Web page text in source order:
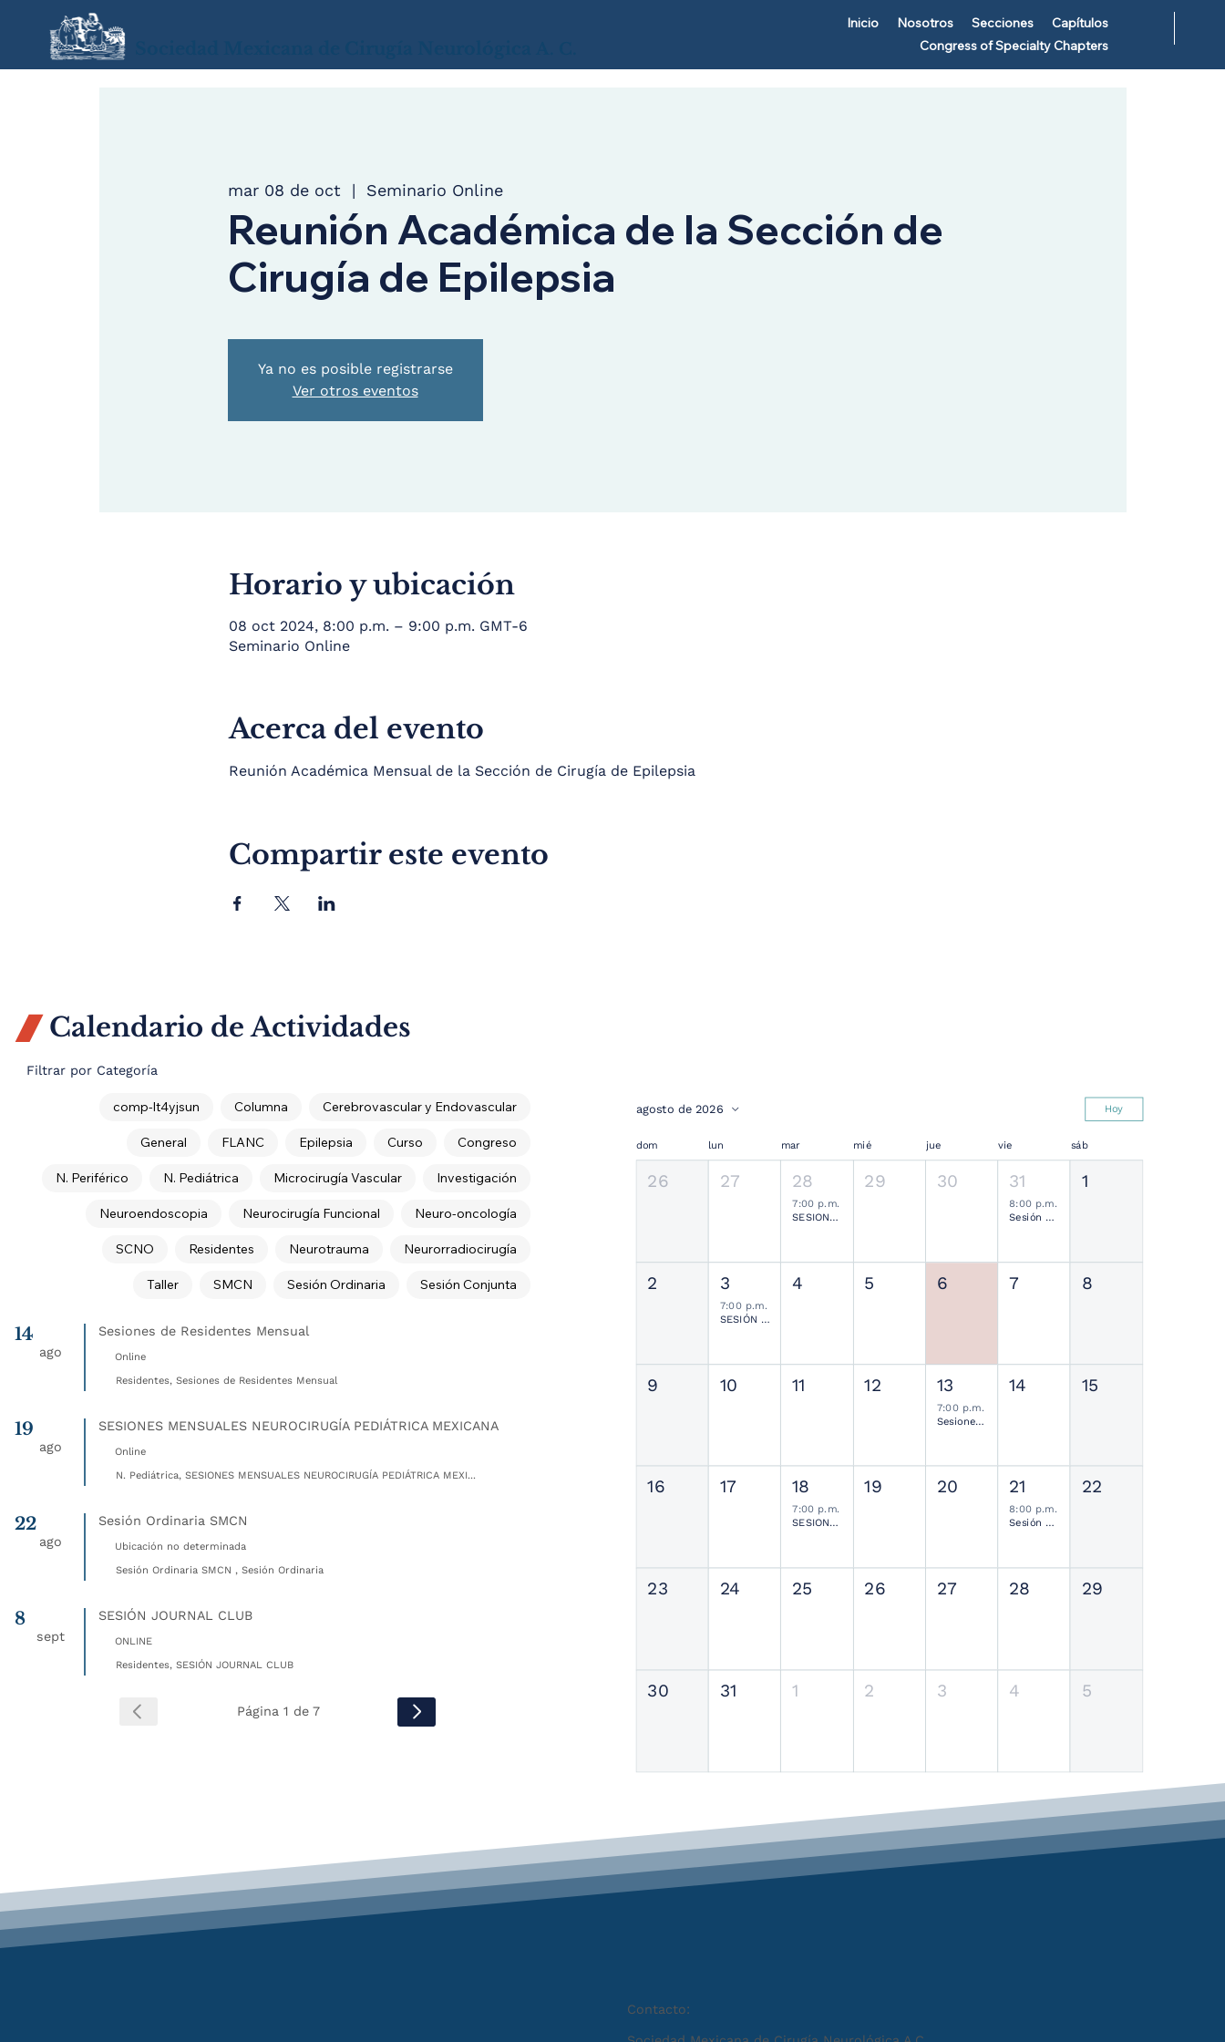
Inicio Nosotros Secciones
Capítulos
Congress of Specialty Chapters
agosto de 2026 Hoy
dom lun mar mié jue vie sáb
26 27 28
7:00 p.m.
SESIONES MENSUALES NEUROCIRUGÍA PEDIÁTRICA MEXICANA
29 30 31
8:00 p.m.
Sesión Ordinaria SMCN
1
2 3
7:00 p.m.
SESIÓN JOURNAL CLUB
4 5 6 7 8
9 10 11 12 13
7:00 p.m.
Sesiones de Residentes Mensual
14 15
16 17 18
7:00 p.m.
SESIONES MENSUALES NEUROCIRUGÍA PEDIÁTRICA MEXICANA
19 20 21
8:00 p.m.
Sesión Ordinaria SMCN
22
23 24 25 26 27 28 29
30 31 1 2 3 4 5
Filtrar por Categoría
Cerebrovascular y Endovascular
Columna
comp-lt4yjsun
Congreso
Curso
Epilepsia
FLANC
General
Investigación
Microcirugía Vascular
N. Pediátrica
N. Periférico
Neuro-oncología
Neurocirugía Funcional
Neuroendoscopia
Neurorradiocirugía
Neurotrauma
Residentes
SCNO
Sesión Conjunta
Sesión Ordinaria
SMCN
Taller
14
ago
Sesiones de Residentes Mensual
Online
Residentes, Sesiones de Residentes Mensual
19
ago
SESIONES MENSUALES NEUROCIRUGÍA PEDIÁTRICA MEXICANA
Online
N. Pediátrica, SESIONES MENSUALES NEUROCIRUGÍA PEDIÁTRICA MEXI...
22
ago
Sesión Ordinaria SMCN
Ubicación no determinada
Sesión Ordinaria SMCN , Sesión Ordinaria
8
sept
SESIÓN JOURNAL CLUB
ONLINE
Residentes, SESIÓN JOURNAL CLUB
Página 1 de 7
 Calendario de Actividades
mar 08 de oct
  |
Seminario Online
Reunión Académica de la Sección de
Cirugía de Epilepsia
Ya no es posible registrarse
Ver otros eventos
Horario y ubicación
08 oct 2024, 8:00 p.m. – 9:00 p.m. GMT-6
Seminario Online
Acerca del evento
Reunión Académica Mensual de la Sección de Cirugía de Epilepsia
Compartir este evento
Contacto: